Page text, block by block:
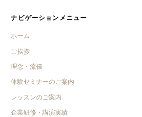
ナビゲーションメニュー
ホーム
ご挨拶
理念・流儀
体験セミナーのご案内
レッスンのご案内
企業研修・講演実績